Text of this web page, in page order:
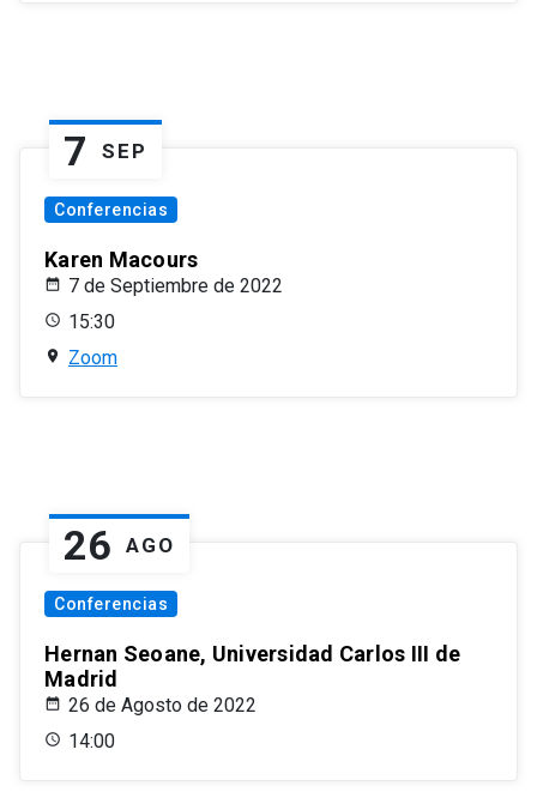
7 SEP
Conferencias
Karen Macours
7 de Septiembre de 2022
15:30
Zoom
26 AGO
Conferencias
Hernan Seoane, Universidad Carlos III de
Madrid
26 de Agosto de 2022
14:00